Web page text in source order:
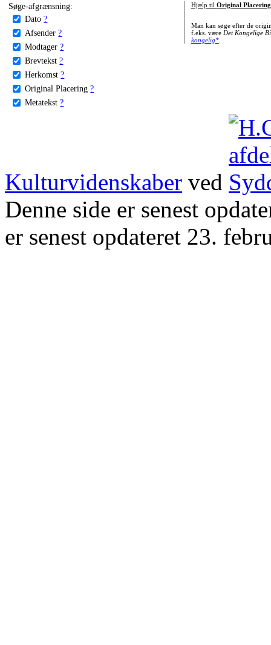
Søge-afgrænsning:
Dato ?
Afsender ?
Modtager ?
Brevtekst ?
Herkomst ?
Original Placering ?
Metatekst ?
Hjælp til Original Placering
Man kan søge efter de
f.eks. være Det Kongelige
kongelig*.
Kulturvidenskaber ved
Denne side er senest
er senest opdateret 23.